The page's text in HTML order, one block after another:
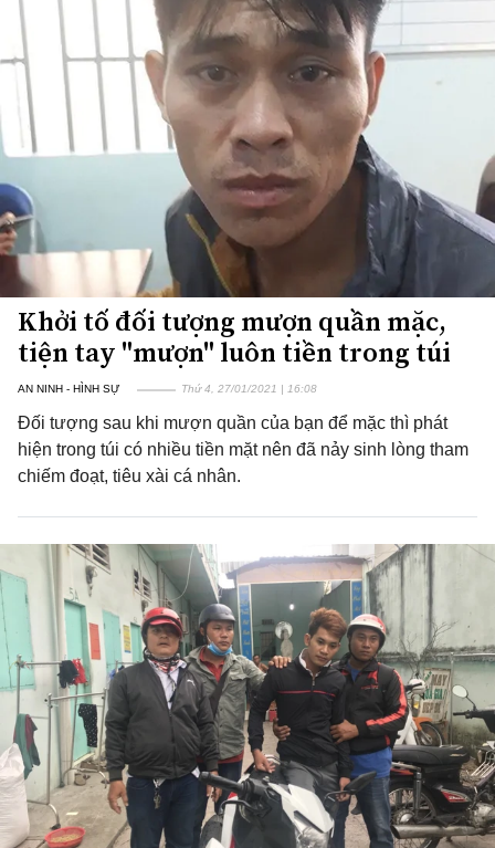
Khởi tố đối tượng mượn quần mặc,
tiện tay "mượn" luôn tiền trong túi
AN NINH - HÌNH SỰ Thứ 4, 27/01/2021 | 16:08
Đối tượng sau khi mượn quần của bạn để mặc thì phát
hiện trong túi có nhiều tiền mặt nên đã nảy sinh lòng tham
chiếm đoạt, tiêu xài cá nhân.